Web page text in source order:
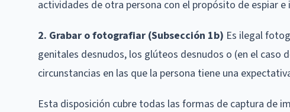
actividades de otra persona con el propósito de espiar
2. Grabar o fotografiar (Subsección 1b) Es ilegal
genitales desnudos, los glúteos desnudos o (en el caso
circunstancias en las que la persona tiene una
Esta disposición cubre todas las formas de captura de